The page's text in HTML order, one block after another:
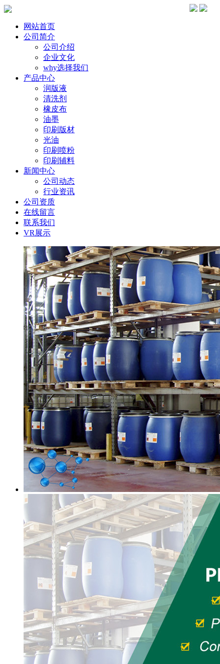
网站首页
公司简介
公司介绍
企业文化
why选择我们
产品中心
润版液
清洗剂
橡皮布
油墨
印刷版材
光油
印刷喷粉
印刷辅料
新闻中心
公司动态
行业资讯
公司资质
在线留言
联系我们
VR展示